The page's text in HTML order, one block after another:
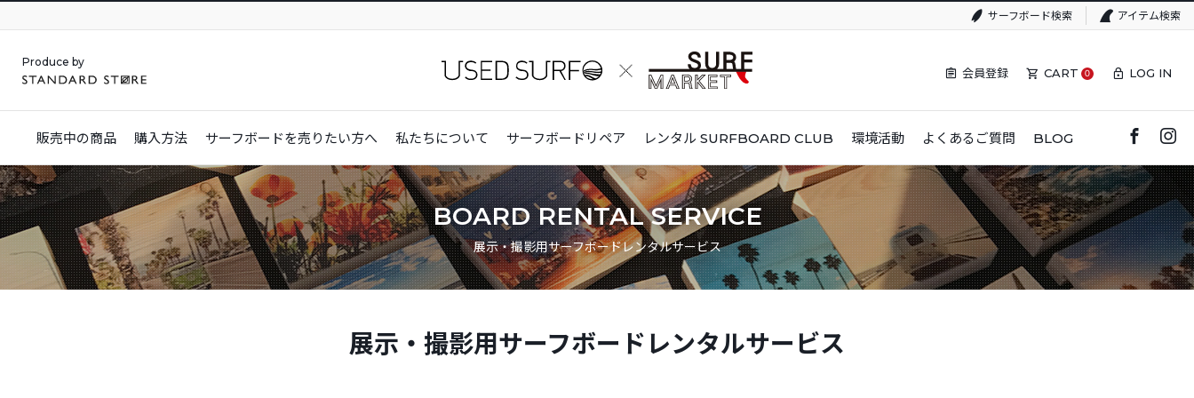
サーフボード検索 アイテム検索
Produce by
会員登録 CART 0 LOG IN
販売中の商品 購入方法 サーフボードを売りたい方へ 私たちについて サーフボードリペア レンタル SURFBOARD CLUB 環境活動 よくあるご質問 BLOG
BOARD RENTAL SERVICE
展示・撮影用サーフボードレンタルサービス
展示・撮影用サーフボード レンタルサービス